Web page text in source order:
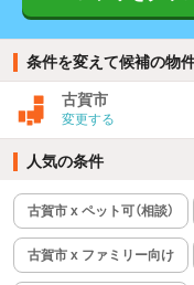
条件を変えて候補の物
古賀市
変更する
人気の条件
古賀市 x ペット可（相談）
古賀市 x ファミリー向け